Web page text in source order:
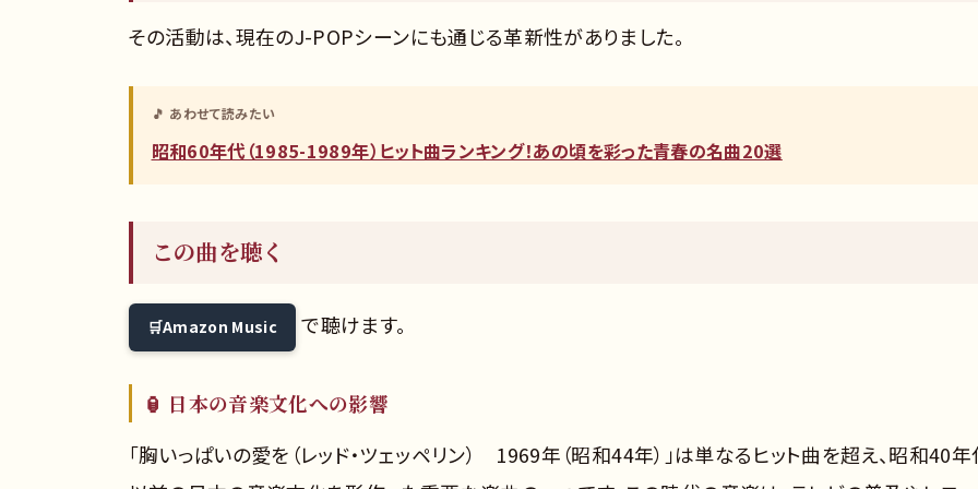
その活動は、現在のJ-POPシーンにも通じる革新性がありました。
🎵 あわせて読みたい
昭和60年代（1985-1989年）ヒット曲ランキング！あの頃を彩った青春の名曲20選
この曲を聴く
Amazon Music で聴けます。
🏮 日本の音楽文化への影響
「胸いっぱいの愛を（レッド・ツェッペリン） 1969年（昭和44年）」は単なるヒット曲を超え、昭和40